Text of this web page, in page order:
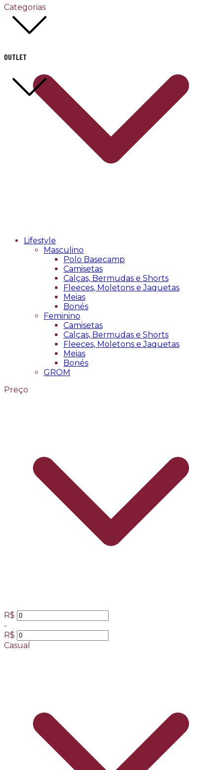
OUTLET
Categorias
Lifestyle
Masculino
Polo Basecamp
Camisetas
Calças, Bermudas e Shorts
Fleeces, Moletons e Jaquetas
Meias
Bonés
Feminino
Camisetas
Calças, Bermudas e Shorts
Fleeces, Moletons e Jaquetas
Meias
Bonés
GROM
Preço
R$
-
R$
Casual